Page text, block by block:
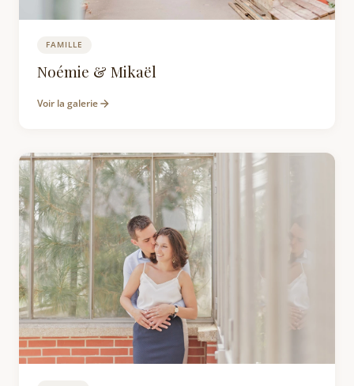
FAMILLE
Photographe Famille Trentemoult Rezé :
Noémie & Mikaël
Voir la galerie